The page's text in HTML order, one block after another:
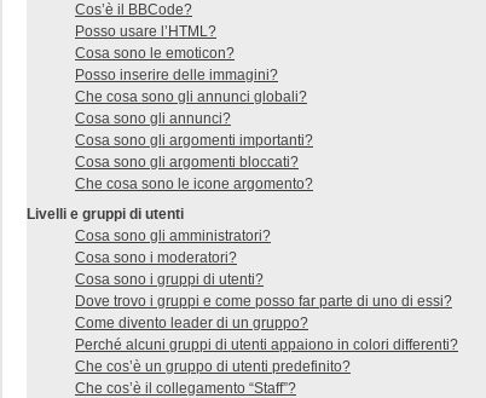
Cos’è il BBCode?
Posso usare l’HTML?
Cosa sono le emoticon?
Posso inserire delle immagini?
Che cosa sono gli annunci globali?
Cosa sono gli annunci?
Cosa sono gli argomenti importanti?
Cosa sono gli argomenti bloccati?
Che cosa sono le icone argomento?
Livelli e gruppi di utenti
Cosa sono gli amministratori?
Cosa sono i moderatori?
Cosa sono i gruppi di utenti?
Dove trovo i gruppi e come posso far parte di uno di essi?
Come divento leader di un gruppo?
Perché alcuni gruppi di utenti appaiono in colori differenti?
Che cos’è un gruppo di utenti predefinito?
Che cos’è il collegamento “Staff”?